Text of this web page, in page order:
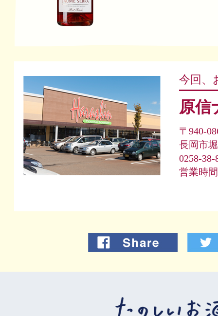
今回、
原信
〒940-
長岡市
0258-38-
営業時